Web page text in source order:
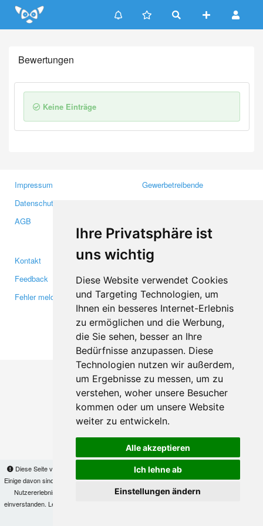
Ihre Privatsphäre ist
uns wichtig
Diese Website verwendet Cookies
und Targeting Technologien, um
Ihnen ein besseres Internet-Erlebnis
zu ermöglichen und die Werbung,
die Sie sehen, besser an Ihre
Bedürfnisse anzupassen. Diese
Technologien nutzen wir außerdem,
um Ergebnisse zu messen, um zu
verstehen, woher unsere Besucher
kommen oder um unsere Website
weiter zu entwickeln.
Alle akzeptieren
Ich lehne ab
Einstellungen ändern
Update cookies preferences
Diese Seite verwendet Cookies, um Informationen auf Ihrem Computer zu speichern.
Einige davon sind notwendig, damit unsere Seite funktioniert, andere helfen uns dabei, das
Nutzererlebnis zu verbessern. Mit der Nutzung dieser Seite erklären Sie sich damit
einverstanden. Lesen Sie unsere
Bewertungen
Keine Einträge
Impressum
Datenschutzerklärung
AGB
Gewerbetreibende
Medien
Kontakt
Feedback
Fehler melden
Facebook
Twitter
YouTube
Google+
Makis© Copyright 2026